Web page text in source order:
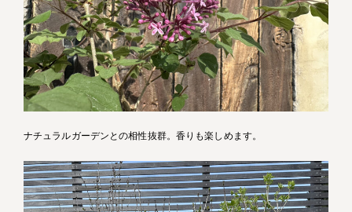
ナチュラルガーデンとの相性抜群。香りも楽しめます。